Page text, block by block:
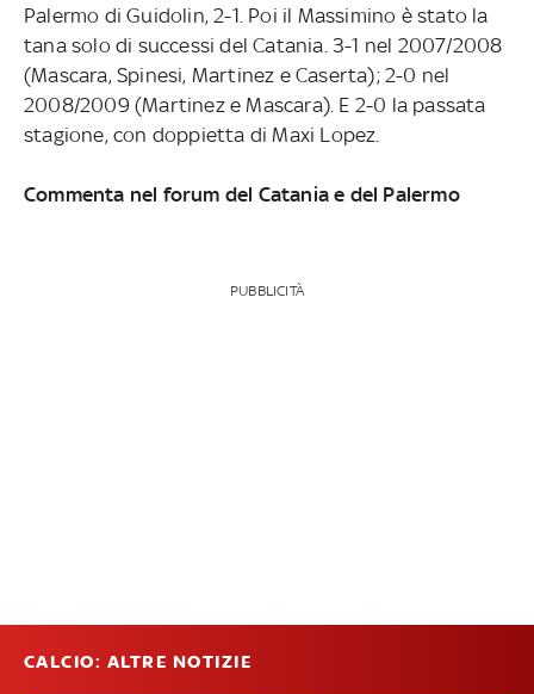
Palermo di Guidolin, 2-1. Poi il Massimino è stato la
tana solo di successi del Catania. 3-1 nel 2007/2008
(Mascara, Spinesi, Martinez e Caserta); 2-0 nel
2008/2009 (Martinez e Mascara). E 2-0 la passata
stagione, con doppietta di Maxi Lopez.
Commenta nel forum del Catania e del Palermo
PUBBLICITÀ
CALCIO: ALTRE NOTIZIE